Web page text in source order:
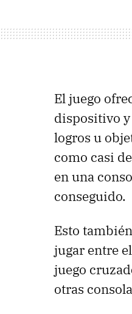
El juego
dispositivo y
logros u
como casi
en una
conseguido.
Esto
jugar entre
juego
otras